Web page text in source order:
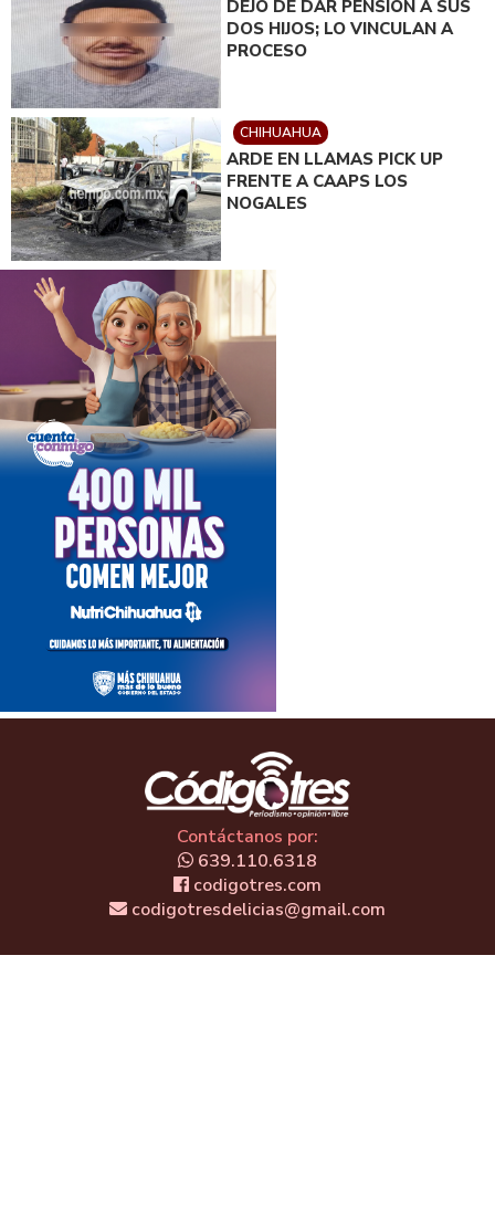
DEJÓ DE DAR PENSIÓN A SUS
DOS HIJOS; LO VINCULAN A
PROCESO
CHIHUAHUA
ARDE EN LLAMAS PICK UP
FRENTE A CAAPS LOS
NOGALES
Contáctanos por:
639.110.6318
codigotres.com
codigotresdelicias@gmail.com